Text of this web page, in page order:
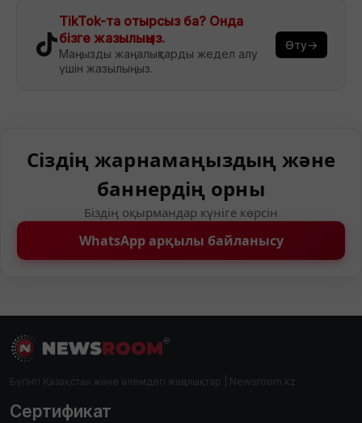
TikTok-та отырсыз ба? Онда
бізге жазылыңыз.
Маңызды жаңалықтарды жедел алу
үшін жазылыңыз.
Өту→
Сіздің жарнамаңыздың және
баннердің орны
Біздің оқырмандар күніге көрсін
WhatsApp арқылы байланысу
Бүгінгі Қазақстан және әлемдегі жаңалықтар | Newsroom.kz
Сертификат